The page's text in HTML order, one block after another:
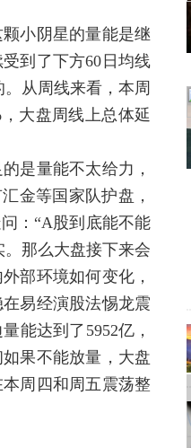
小阴星的量能是继
到了下方60日均线
从周线来看，本周
大盘周线上总体延
是量能不太给力，
金等国家队护盘，
：“A股到底能不能
那么大盘接下来会
部环境如何变化，
易经演股法惕龙震
能达到了5952亿，
果不能放量，大盘
周四和周五震荡整